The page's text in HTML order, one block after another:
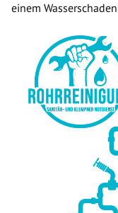
einem